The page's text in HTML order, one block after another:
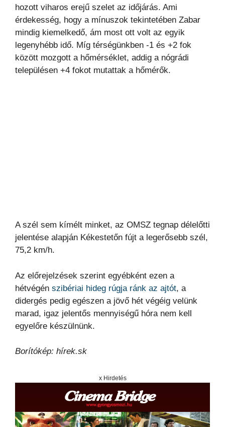
hozott viharos erejű szelet az időjárás. Ami
érdekesség, hogy a mínuszok tekintetében Zabar
mindig kiemelkedő, ám most ott volt az egyik
legenyhébb idő. Míg térségünkben -1 és +2 fok
között mozgott a hőmérséklet, addig a nógrádi
településen +4 fokot mutattak a hőmérők.
A szél sem kímélt minket, az OMSZ tegnap délelőtti
jelentése alapján Kékestetőn fújt a legerősebb szél,
75,2 km/h.
Az előrejelzések szerint egyébként ezen a
hétvégén szibériai hideg rúgja ránk az ajtót, a
didergés pedig egészen a jövő hét végéig velünk
marad, igaz jelentős mennyiségű hóra nem kell
egyelőre készülnünk.
Borítókép: hírek.sk
x Hirdetés